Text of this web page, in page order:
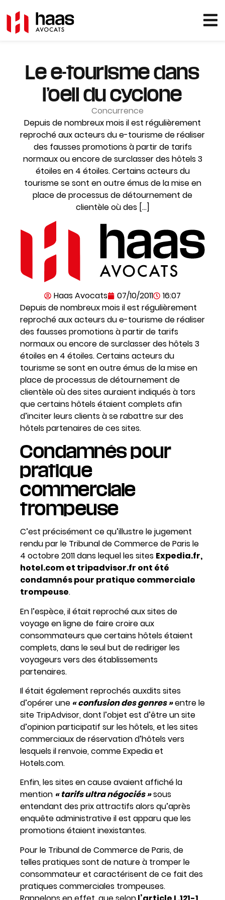
Le e-tourisme dans
l’oeil du cyclone
Concurrence
Depuis de nombreux mois il est régulièrement
reproché aux acteurs du e-tourisme de réaliser
des fausses promotions à partir de tarifs
normaux ou encore de surclasser des hôtels 3
étoiles en 4 étoiles. Certains acteurs du
tourisme se sont en outre émus de la mise en
place de processus de détournement de
clientèle où des […]
Haas Avocats 07/10/2011
16:07
Depuis de nombreux mois il est régulièrement
reproché aux acteurs du e-tourisme de réaliser
des fausses promotions à partir de tarifs
normaux ou encore de surclasser des hôtels 3
étoiles en 4 étoiles. Certains acteurs du
tourisme se sont en outre émus de la mise en
place de processus de détournement de
clientèle où des sites auraient indiqués à tors
que certains hôtels étaient complets afin
d’inciter leurs clients à se rabattre sur des
hôtels partenaires de ces sites.
Condamnés pour
pratique
commerciale
trompeuse
C’est précisément ce qu’illustre le jugement
rendu par le Tribunal de Commerce de Paris le
4 octobre 2011 dans lequel les sites Expedia.fr,
hotel.com et tripadvisor.fr ont été
condamnés pour pratique commerciale
trompeuse.
En l’espèce, il était reproché aux sites de
voyage en ligne de faire croire aux
consommateurs que certains hôtels étaient
complets, dans le seul but de rediriger les
voyageurs vers des établissements
partenaires.
Il était également reprochés auxdits sites
d’opérer une « confusion des genres »entre le
site TripAdvisor, dont l’objet est d’être un site
d’opinion participatif sur les hôtels, et les sites
commerciaux de réservation d’hôtels vers
lesquels il renvoie, comme Expedia et
Hotels.com.
Enfin, les sites en cause avaient affiché la
mention « tarifs ultra négociés »sous
entendant des prix attractifs alors qu’après
enquête administrative il est apparu que les
promotions étaient inexistantes.
Pour le Tribunal de Commerce de Paris, de
telles pratiques sont de nature à tromper le
consommateur et caractérisent de ce fait des
pratiques commerciales trompeuses.